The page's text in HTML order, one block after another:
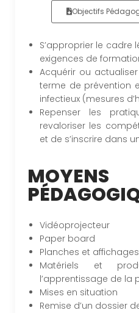
Objectifs
S’approprier le cadre
exigences de
Acquérir ou
terme de prévention
infectieux (mesures
Repenser les
revaloriser les
et de s’inscrire dans
MOYENS
Vidéoprojecteur
Paper board
Planches et affichages
Matériels et
l’apprentissage de la
Mises en situation
Remise d’un dossier